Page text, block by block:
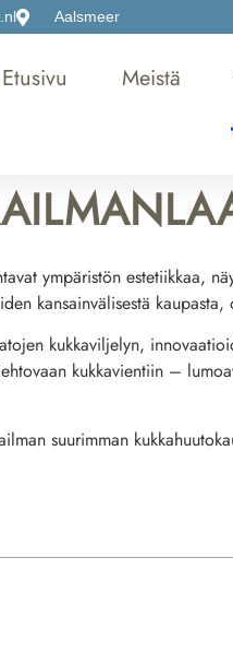
Aalsmeer
Etusivu Meistä
ympäristön estetiikkaa,
kansainvälisestä
kukkaviljelyn,
kukkavientiin –
suurimman